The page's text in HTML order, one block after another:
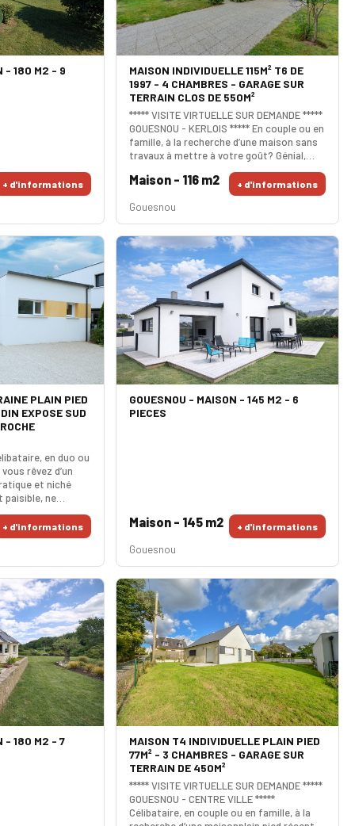
- 180 M2 - 9
+ d'informations
MAISON INDIVIDUELLE 115M² T6 DE
1997 - 4 CHAMBRES - GARAGE SUR
TERRAIN CLOS DE 550M²
***** VISITE VIRTUELLE SUR DEMANDE *****
GOUESNOU - KERLOIS ***** En couple ou en
famille, à la recherche d’une maison sans
travaux à mettre à votre goût? Génial,
cette maison de 1997 est faite pour vous !
Sur un terrain entièrement clos de 550m²,
elle vous propose en rez de jardin une
pièce de vie de 43m² avec sa cuisine
équipée, une chambre pratique avec son
dressing et sa salle d’eau, wc séparé.
L'étage dispose d'
Maison - 116 m2 + d'informations
Gouesnou
PLAIN PIED
EXPOSE SUD
en duo ou
rêvez d’un
et niché
paisible, ne
charmante
vous séduire
belle pièce de
Sa cuisine
et
vos momen
+ d'informations
GOUESNOU - MAISON - 145 M2 - 6
PIECES
Maison - 145 m2 + d'informations
Gouesnou
- 180 M2 - 7
MAISON T4 INDIVIDUELLE PLAIN PIED
77M² - 3 CHAMBRES - GARAGE SUR
TERRAIN DE 450M²
***** VISITE VIRTUELLE SUR DEMANDE *****
GOUESNOU - CENTRE VILLE *****
Célibataire, en couple ou en famille, à la